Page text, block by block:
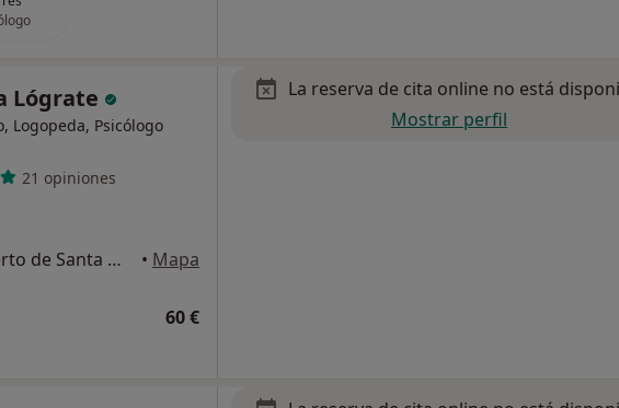
Lógrate
Logopeda, Psicólogo
21 opiniones
Calle de la Tórtola, 4, Puerto de Santa Maria, El • Mapa
60 €
La reserva de cita online no está
Mostrar perfil